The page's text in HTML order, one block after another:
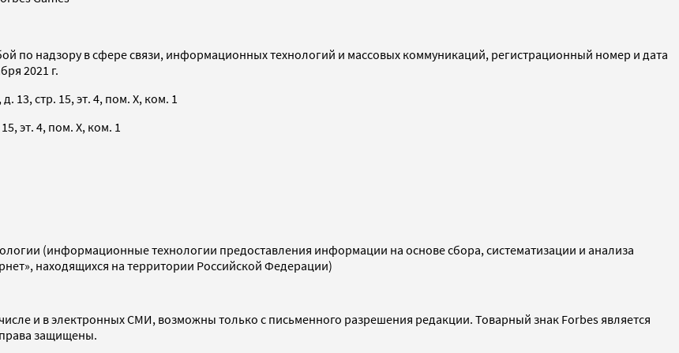
по надзору в сфере связи, информационных технологий и массовых коммуникаций, регистрационный номер и дата
2021 г.
13, стр. 15, эт. 4, пом. X, ком. 1
эт. 4, пом. X, ком. 1
(информационные технологии предоставления информации на основе сбора, систематизации и анализа
находящихся на территории Российской Федерации)
и в электронных СМИ, возможны только с письменного разрешения редакции. Товарный знак Forbes является
защищены.